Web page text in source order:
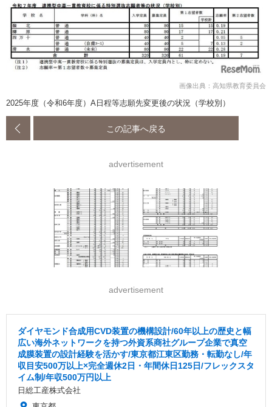
画像出典：高知県教育委員会
2025年度（令和6年度）A日程等志願先変更後の状況（学校別）
この記事へ戻る
advertisement
advertisement
ダイヤモンド合成用CVD装置の機構設計/60年以上の歴史と幅
広い海外ネットワークを持つ外資系商社グループ企業で真空
成膜装置の設計経験を活かす/東京都江東区勤務・転勤なし/年
収目安500万以上×完全週休2日・年間休日125日/フレックスタ
イム制/年収500万円以上
日総工産株式会社